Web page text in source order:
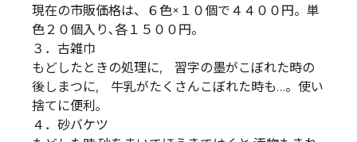
現在の市販価格は、６色×１０個で４４００円。単
色２０個入り､各１５００円。
３．古雑巾
もどしたときの処理に, 習字の墨がこぼれた時の
後しまつに, 牛乳がたくさんこぼれた時も…。使い
捨てに便利｡
４．砂バケツ